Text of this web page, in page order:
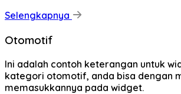
Selengkapnya
Otomotif
Ini adalah contoh keterangan untuk
kategori otomotif, anda bisa dengan
memasukkannya pada widget.